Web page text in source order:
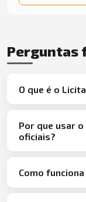
Perguntas
O que é o
Por que usar
oficiais?
Como